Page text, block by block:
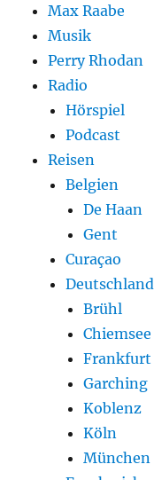
Max Raabe
Musik
Perry Rhodan
Radio
Hörspiel
Podcast
Reisen
Belgien
De Haan
Gent
Curaçao
Deutschland
Brühl
Chiemsee
Frankfurt
Garching
Koblenz
Köln
München